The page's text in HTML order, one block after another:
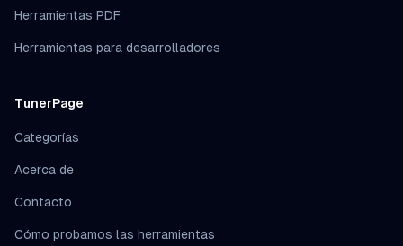
Herramientas PDF
Herramientas para desarrolladores
TunerPage
Categorías
Acerca de
Contacto
Cómo probamos las herramientas